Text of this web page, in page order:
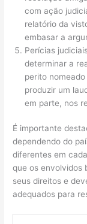
com ação
relatório da
embasar a
Perícias
determinar a
perito
produzir um
em parte, nos
É importante
dependendo do
diferentes em
que os envolvidos
seus direitos e
adequados para